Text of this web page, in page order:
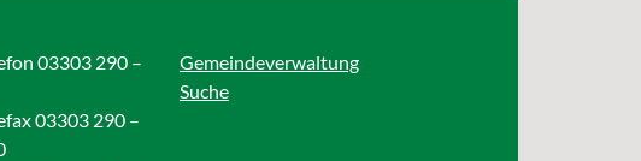
03303 290 –
03303 290 –
Gemeindeverwaltung
Suche